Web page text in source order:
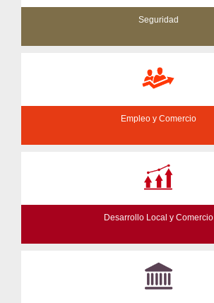
Seguridad
Empleo y Comercio
Desarrollo Local y Comercio